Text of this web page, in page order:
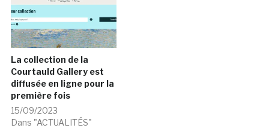
La collection de la
Courtauld Gallery est
diffusée en ligne pour la
première fois
15/09/2023
Dans "ACTUALITÉS"